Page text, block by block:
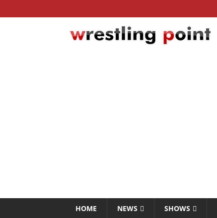
HOME NEWS SHOWS